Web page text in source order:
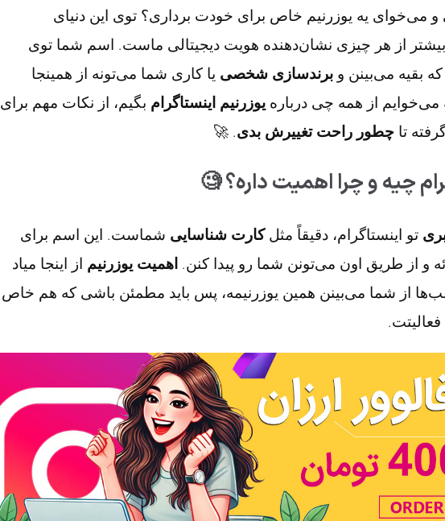
و می‌خوای یه یوزرنیم خاص برای خودت برداری؟ توی این دنیای
بیشتر از هر چیزی نشان‌دهنده هویت دیجیتالی ماست. اسم شما توی
که بقیه می‌بینن و برندسازی شخصی یا کاری شما می‌تونه از همینجا
می‌خوایم از همه چی درباره یوزرنیم اینستاگرام بگیم، از نکات مهم برای
تا چطور راحت تغییرش بدی. 🚀
تو اینستاگرام، دقیقاً مثلکارت شناسایی شماست. این اسم برای
و از طریق اون می‌تونن شما رو پیدا کنن. اهمیت یوزرنیم از اینجا میاد
از شما می‌بینن همین یوزرنیمه، پس باید مطمئن باشی که هم خاص